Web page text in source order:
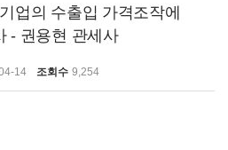
업의 수출입 가격조작에
- 권용현 관세사
14 조회수 9,254